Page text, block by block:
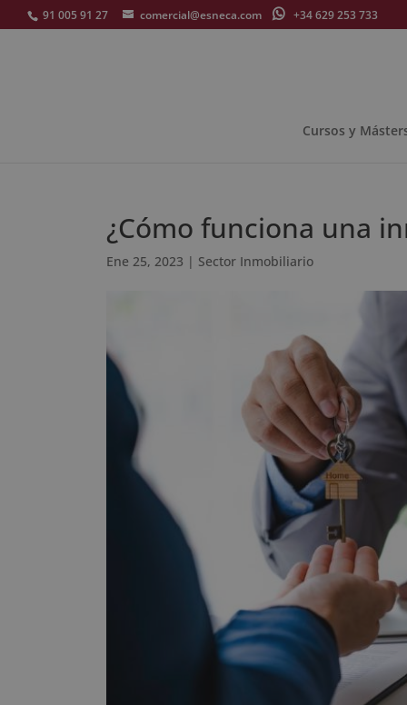
91 005 91 27 comercial@esneca.com +34 629 253 733
Cursos y
¿Cómo funciona una
Ene 25, 2023 | Sector Inmobiliario